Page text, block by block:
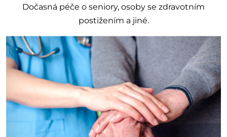
Dočasná péče o seniory, osoby se zdravotním
postižením a jiné.